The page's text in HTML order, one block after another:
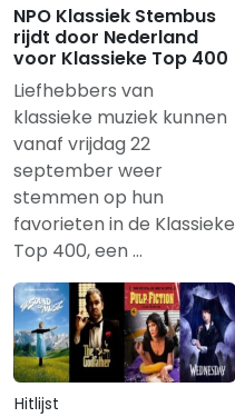
NPO Klassiek Stembus
rijdt door Nederland
voor Klassieke Top 400
Liefhebbers van
klassieke muziek kunnen
vanaf vrijdag 22
september weer
stemmen op hun
favorieten in de Klassieke
Top 400, een …
Hitlijst